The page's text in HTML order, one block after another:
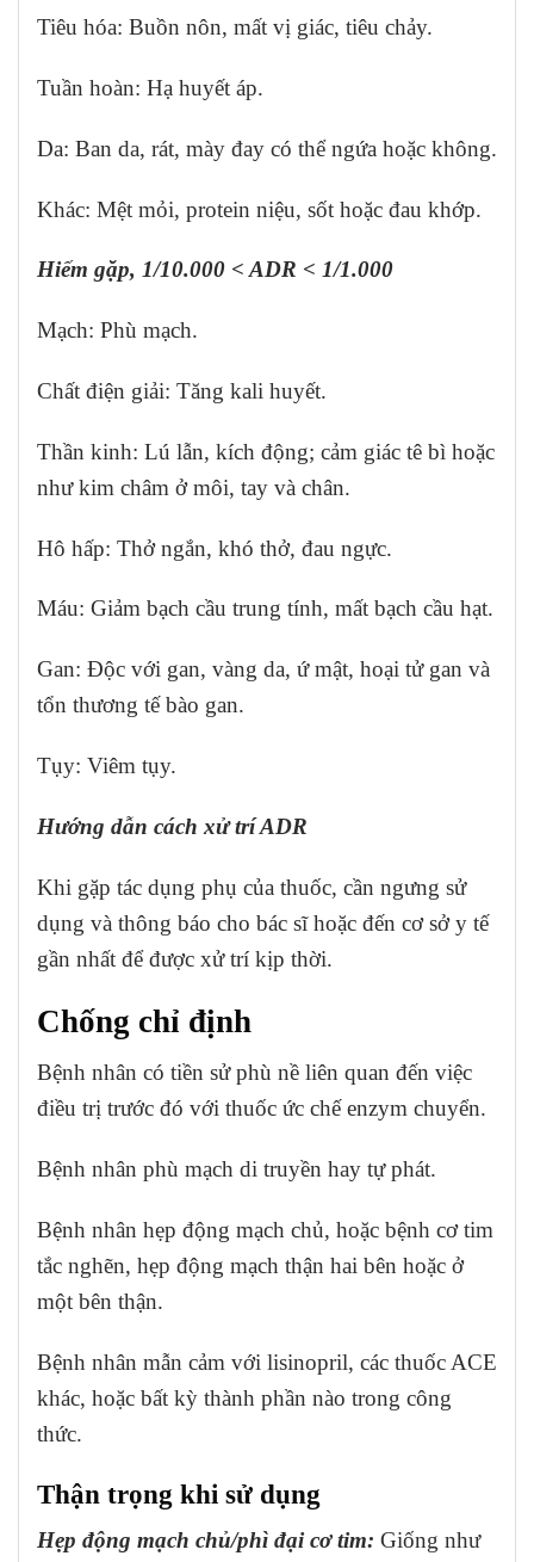
Tiêu hóa: Buồn nôn, mất vị giác, tiêu chảy.
Tuần hoàn: Hạ huyết áp.
Da: Ban da, rát, mày đay có thể ngứa hoặc không.
Khác: Mệt mỏi, protein niệu, sốt hoặc đau khớp.
Hiếm gặp, 1/10.000 < ADR < 1/1.000
Mạch: Phù mạch.
Chất điện giải: Tăng kali huyết.
Thần kinh: Lú lẫn, kích động; cảm giác tê bì hoặc
như kim châm ở môi, tay và chân.
Hô hấp: Thở ngắn, khó thở, đau ngực.
Máu: Giảm bạch cầu trung tính, mất bạch cầu hạt.
Gan: Độc với gan, vàng da, ứ mật, hoại tử gan và
tổn thương tế bào gan.
Tụy: Viêm tụy.
Hướng dẫn cách xử trí ADR
Khi gặp tác dụng phụ của thuốc, cần ngưng sử
dụng và thông báo cho bác sĩ hoặc đến cơ sở y tế
gần nhất để được xử trí kịp thời.
Chống chỉ định
Bệnh nhân có tiền sử phù nề liên quan đến việc
điều trị trước đó với thuốc ức chế enzym chuyển.
Bệnh nhân phù mạch di truyền hay tự phát.
Bệnh nhân hẹp động mạch chủ, hoặc bệnh cơ tim
tắc nghẽn, hẹp động mạch thận hai bên hoặc ở
một bên thận.
Bệnh nhân mẫn cảm với lisinopril, các thuốc ACE
khác, hoặc bất kỳ thành phần nào trong công
thức.
Thận trọng khi sử dụng
Hẹp động mạch chủ/phì đại cơ tim: Giống như